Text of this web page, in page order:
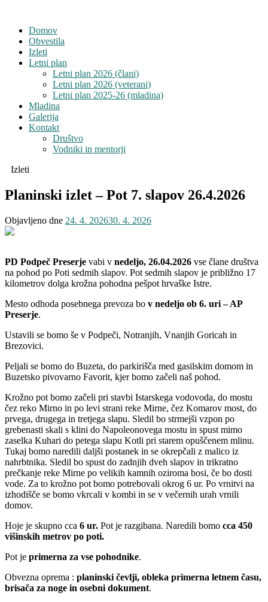
Domov
Obvestila
Izleti
Letni plan
Letni plan 2026 (člani)
Letni plan 2026 (veterani)
Letni plan 2025-26 (mladina)
Mladina
Galerija
Kontakt
Društvo
Vodniki in mentorji
Izleti
Planinski izlet – Pot 7. slapov 26.4.2026
Objavljeno dne 24. 4. 202630. 4. 2026
PD Podpeč Preserje vabi v nedeljo, 26.04.2026 vse člane društva
na pohod po Poti sedmih slapov. Pot sedmih slapov je približno 17
kilometrov dolga krožna pohodna pešpot hrvaške Istre.
Mesto odhoda posebnega prevoza bo v nedeljo ob 6. uri – AP
Preserje.
Ustavili se bomo še v Podpeči, Notranjih, Vnanjih Goricah in
Brezovici.
Peljali se bomo do Buzeta, do parkirišča med gasilskim domom in
Buzetsko pivovarno Favorit, kjer bomo začeli naš pohod.
Krožno pot bomo začeli pri stavbi Istarskega vodovoda, do mostu
čez reko Mirno in po levi strani reke Mirne, čez Komarov most, do
prvega, drugega in tretjega slapu. Sledil bo strmejši vzpon po
grebenasti skali s klini do Napoleonovega mostu in spust mimo
zaselka Kuhari do petega slapu Kotli pri starem opuščenem mlinu.
Tukaj bomo naredili daljši postanek in se okrepčali z malico iz
nahrbtnika. Sledil bo spust do zadnjih dveh slapov in trikratno
prečkanje reke Mirne po velikih kamnih oziroma bosi, če bo dosti
vode. Za to krožno pot bomo potrebovali okrog 6 ur. Po vrnitvi na
izhodišče se bomo vkrcali v kombi in se v večernih urah vrnili
domov.
Hoje je skupno cca 6 ur. Pot je razgibana. Naredili bomo cca 450
višinskih metrov po poti.
Pot je primerna za vse pohodnike.
Obvezna oprema : planinski čevlji, obleka primerna letnem času,
brisača za noge in osebni dokument.